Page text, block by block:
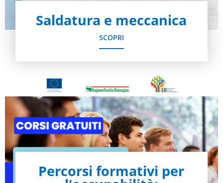
Saldatura e meccanica
SCOPRI
Percorsi formativi per